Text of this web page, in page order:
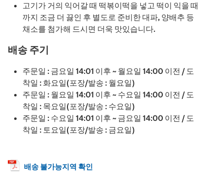
고기가 거의 익어갈 때 떡볶이떡을 넣고 떡이 익을 때
까지 조금 더 끓인 후 별도로 준비한 대파, 양배추 등
채소를 첨가해 드시면 더욱 맛있습니다.
배송 주기
주문일 : 금요일 14:01 이후 ~ 월요일 14:00 이전 / 도
착일 : 화요일(포장/발송 : 월요일)
주문일 : 월요일 14:01 이후 ~ 수요일 14:00 이전 / 도
착일 : 목요일(포장/발송 : 수요일)
주문일 : 수요일 14:01 이후 ~ 금요일 14:00 이전 / 도
착일 : 토요일(포장/발송 : 금요일)
배송 불가능지역 확인